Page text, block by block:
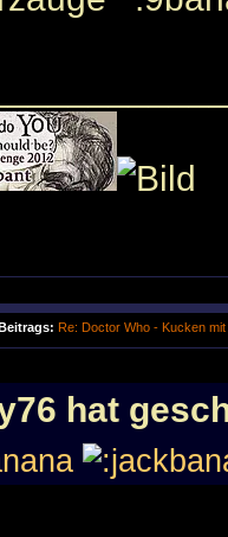
Re: Doctor Who - Kucken mit
hat